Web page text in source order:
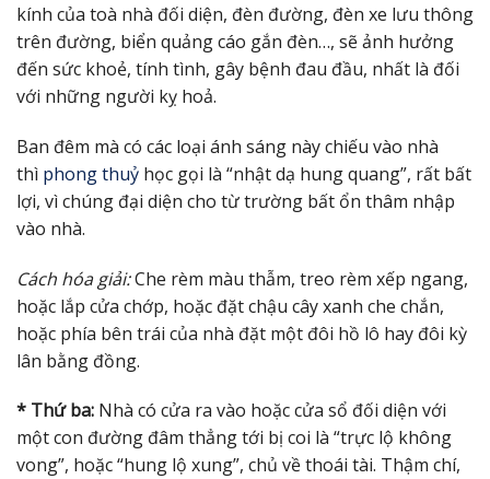
kính của toà nhà đối diện, đèn đường, đèn xe lưu thông
trên đường, biển quảng cáo gắn đèn…, sẽ ảnh hưởng
đến sức khoẻ, tính tình, gây bệnh đau đầu, nhất là đối
với những người kỵ hoả.
Ban đêm mà có các loại ánh sáng này chiếu vào nhà
thì phong thuỷ học gọi là “nhật dạ hung quang”, rất bất
lợi, vì chúng đại diện cho từ trường bất ổn thâm nhập
vào nhà.
Cách hóa giải:Che rèm màu thẫm, treo rèm xếp ngang,
hoặc lắp cửa chớp, hoặc đặt chậu cây xanh che chắn,
hoặc phía bên trái của nhà đặt một đôi hồ lô hay đôi kỳ
lân bằng đồng.
* Thứ ba: Nhà có cửa ra vào hoặc cửa sổ đối diện với
một con đường đâm thẳng tới bị coi là “trực lộ không
vong”, hoặc “hung lộ xung”, chủ về thoái tài. Thậm chí,